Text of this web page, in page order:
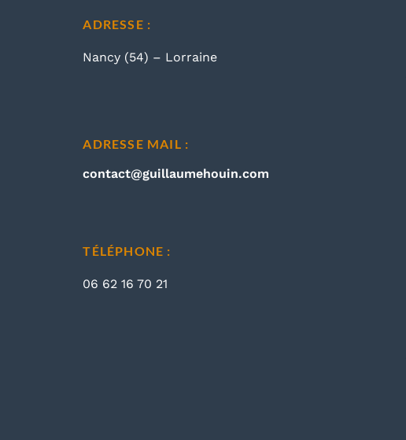
ADRESSE :
Nancy (54) – Lorraine
ADRESSE MAIL :
contact@guillaumehouin.com
TÉLÉPHONE :
06 62 16 70 21